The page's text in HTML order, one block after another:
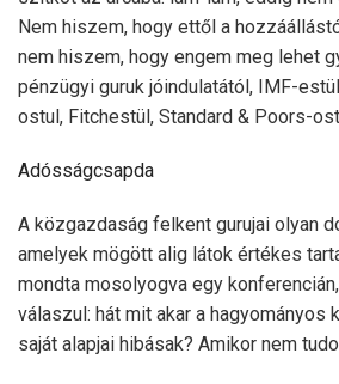
Nem hiszem, hogy ettől a
nem hiszem, hogy engem meg lehet
pénzügyi guruk jóindulatától, IMF-
ostul, Fitchestül, Standard & Poors-
Adósságcsapda
A közgazdaság felkent gurujai olyan
amelyek mögött alig látok értékes
mondta mosolyogva egy
válaszul: hát mit akar a hagyományos
saját alapjai hibásak? Amikor nem